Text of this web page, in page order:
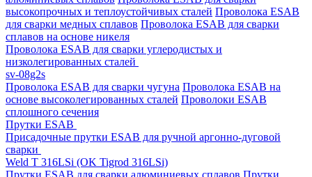
высокопрочных и теплоустойчивых сталей Проволока ESAB
для сварки медных сплавов Проволока ESAB для сварки
сплавов на основе никеля
Проволока ESAB для сварки углеродистых и
низколегированных сталей
sv-08g2s
Проволока ESAB для сварки чугуна Проволока ESAB на
основе высоколегированных сталей Проволоки ESAB
сплошного сечения
Прутки ESAB
Присадочные прутки ESAB для ручной аргонно-дуговой
сварки
Weld T 316LSi (OK Tigrod 316LSi)
Прутки ESAB для сварки алюминиевых сплавов Прутки